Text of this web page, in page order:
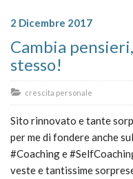
2 Dicembre 2017
Cambia
stesso!
crescita personale
Sito rinnovato e tante
per me di fondere anche
#Coaching e
veste e tantissime